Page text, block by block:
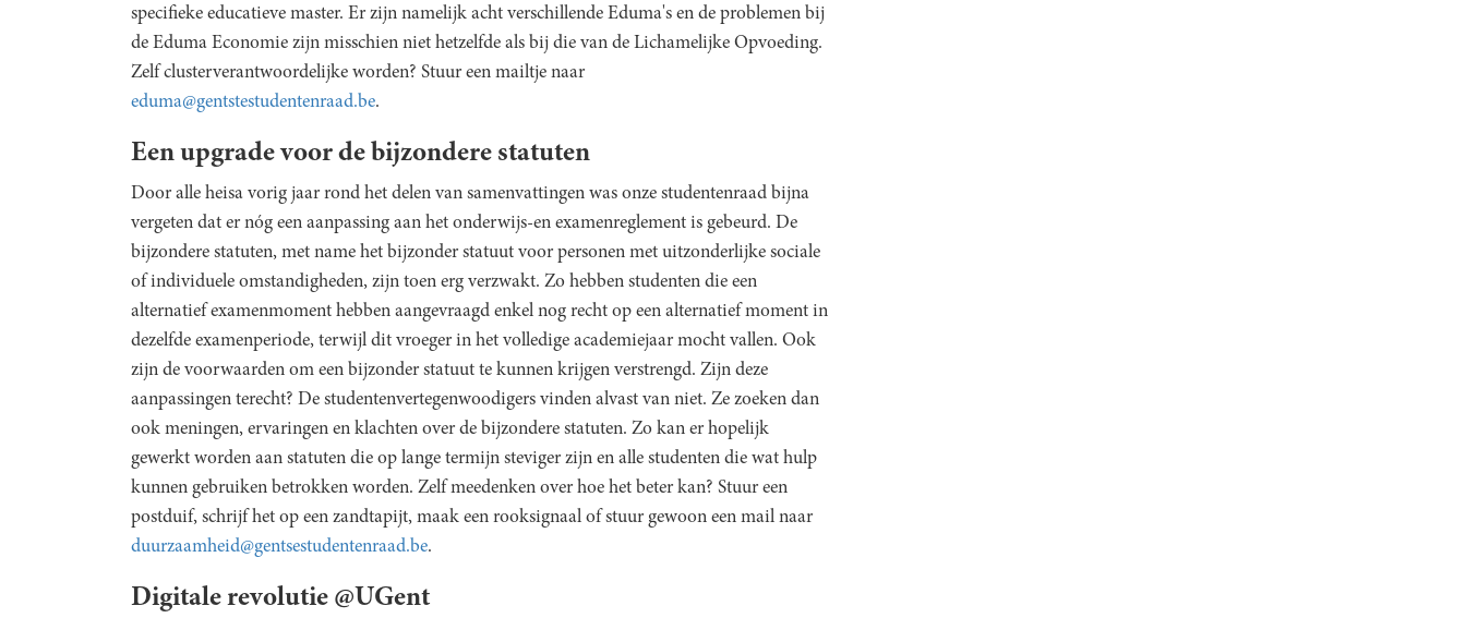
specifieke educatieve master. Er zijn namelijk acht verschillende Eduma's en de problemen bij
de Eduma Economie zijn misschien niet hetzelfde als bij die van de Lichamelijke Opvoeding.
Zelf clusterverantwoordelijke worden? Stuur een mailtje naar
eduma@gentstestudentenraad.be.
Een upgrade voor de bijzondere statuten
Door alle heisa vorig jaar rond het delen van samenvattingen was onze studentenraad bijna
vergeten dat er nóg een aanpassing aan het onderwijs-en examenreglement is gebeurd. De
bijzondere statuten, met name het bijzonder statuut voor personen met uitzonderlijke sociale
of individuele omstandigheden, zijn toen erg verzwakt. Zo hebben studenten die een
alternatief examenmoment hebben aangevraagd enkel nog recht op een alternatief moment in
dezelfde examenperiode, terwijl dit vroeger in het volledige academiejaar mocht vallen. Ook
zijn de voorwaarden om een bijzonder statuut te kunnen krijgen verstrengd. Zijn deze
aanpassingen terecht? De studentenvertegenwoodigers vinden alvast van niet. Ze zoeken dan
ook meningen, ervaringen en klachten over de bijzondere statuten. Zo kan er hopelijk
gewerkt worden aan statuten die op lange termijn steviger zijn en alle studenten die wat hulp
kunnen gebruiken betrokken worden. Zelf meedenken over hoe het beter kan? Stuur een
postduif, schrijf het op een zandtapijt, maak een rooksignaal of stuur gewoon een mail naar
duurzaamheid@gentsestudentenraad.be.
Digitale revolutie @UGent